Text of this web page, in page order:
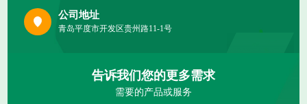
公司地址
青岛平度市开发区贵州路11-1号
告诉我们您的更多需求
需要的产品或服务